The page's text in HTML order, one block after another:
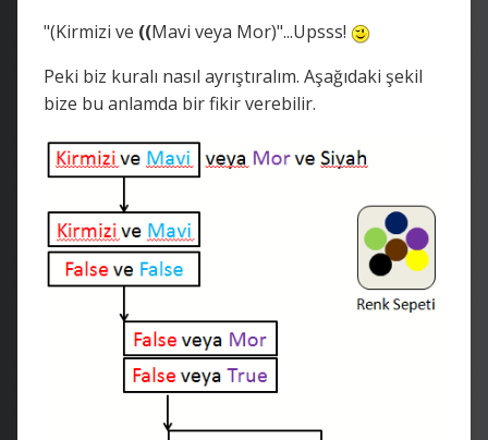
"(Kirmizi ve ((Mavi veya Mor)"...Upsss!
Peki biz kuralı nasıl ayrıştıralım. Aşağıdaki şekil
bize bu anlamda bir fikir verebilir.